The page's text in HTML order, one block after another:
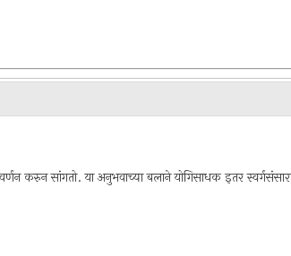
करुन सांगतो. या अनुभवाच्या बलाने योगिसाधक इतर